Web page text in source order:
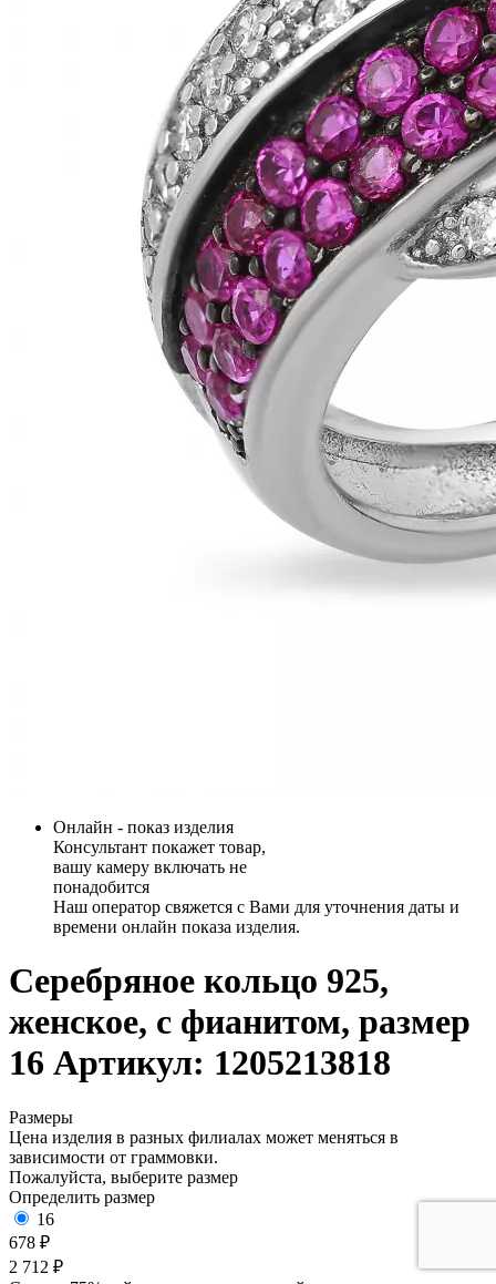
Онлайн - показ изделия
Консультант покажет товар,
вашу камеру включать не
понадобится
Наш оператор свяжется с Вами для уточнения даты и
времени онлайн показа изделия.
Серебряное кольцо 925,
женское, с фианитом, размер
16 Артикул: 1205213818
Размеры
Цена изделия в разных филиалах может меняться в
зависимости от граммовки.
Пожалуйста, выберите размер
Определить размер
16
678 ₽
2 712 ₽